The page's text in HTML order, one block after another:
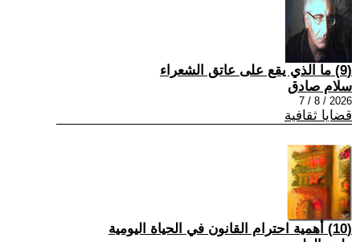
(9) ما الذي يقع على عاتق الشعراء
سلام صادق
2026 / 8 / 7
قضايا ثقافية
(10) أهمية احترام القانون في الحياة اليومية